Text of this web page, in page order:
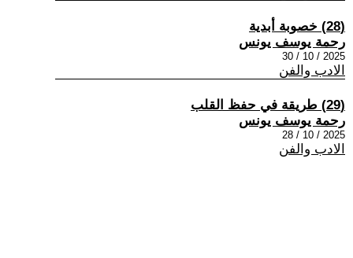
(28) خصوبة أبدية
رحمة يوسف يونس
2025 / 10 / 30
الادب والفن
(29) طريقة في حفظ القلب
رحمة يوسف يونس
2025 / 10 / 28
الادب والفن